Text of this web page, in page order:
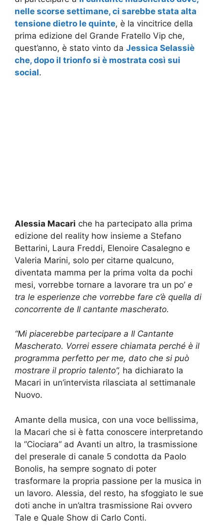
nelle scorse settimane, ci sarebbe stata alta
tensione dietro le quinte, è la vincitrice della
prima edizione del Grande Fratello Vip che,
quest’anno, è stato vinto da Jessica Selassiè
che, dopo il trionfo si è mostrata così sui
social.
Alessia Macari che ha partecipato alla prima
edizione del reality how insieme a Stefano
Bettarini, Laura Freddi, Elenoire Casalegno e
Valeria Marini, solo per citarne qualcuno,
diventata mamma per la prima volta da pochi
mesi, vorrebbe tornare a lavorare tra un po’ e
tra le esperienze che vorrebbe fare c’è quella di
concorrente de Il cantante mascherato.
“Mi piacerebbe partecipare a Il Cantante
Mascherato. Vorrei essere chiamata perché è il
programma perfetto per me, dato che si può
mostrare il proprio talento”, ha dichiarato la
Macari in un’intervista rilasciata al settimanale
Nuovo.
Amante della musica, con una voce bellissima,
la Macari che si è fatta conoscere interpretando
la “Ciociara” ad Avanti un altro, la trasmissione
del preserale di canale 5 condotta da Paolo
Bonolis, ha sempre sognato di poter
trasformare la propria passione per la musica in
un lavoro. Alessia, del resto, ha sfoggiato le sue
doti anche in un’altra trasmissione Rai ovvero
Tale e Quale Show di Carlo Conti.